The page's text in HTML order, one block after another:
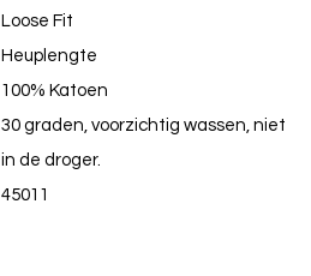
Loose Fit
Heuplengte
100% Katoen
30 graden, voorzichtig wassen, niet
in de droger.
45011